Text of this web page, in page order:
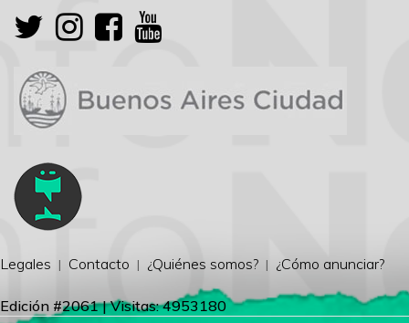
Legales Contacto ¿Quiénes somos? ¿Cómo anunciar?
Edición #2061 | Visitas: 4953180